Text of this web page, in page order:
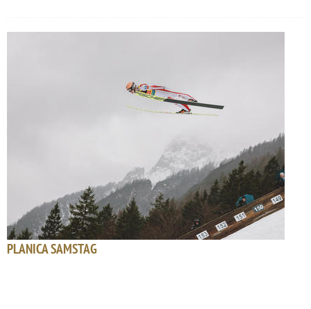
PLANICA SAMSTAG